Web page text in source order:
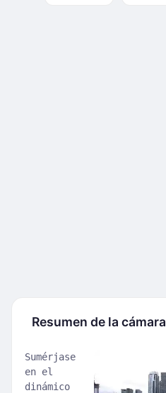
Resumen de la cámara
Sumérjase
en el
dinámico